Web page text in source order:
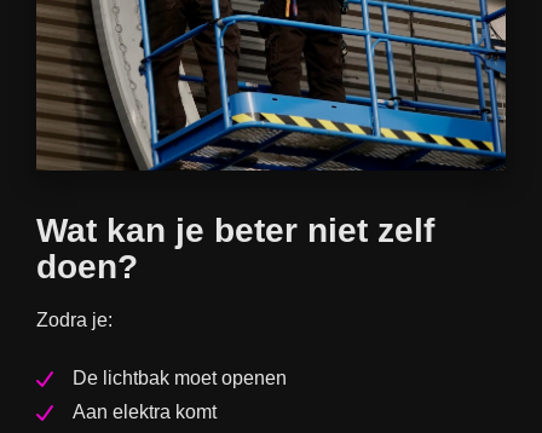
Wat kan je beter niet zelf
doen?
Zodra je:
De lichtbak moet openen
Aan elektra komt